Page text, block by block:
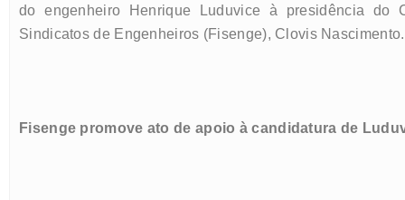
do engenheiro Henrique Luduvice à presidência do
Sindicatos de Engenheiros (Fisenge), Clovis Nascimento.
Fisenge promove ato de apoio à candidatura de